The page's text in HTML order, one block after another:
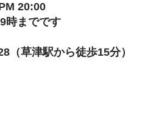
20:00
時までです
（草津駅から徒歩15分）